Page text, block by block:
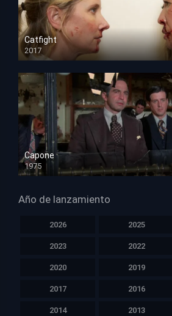
Catfight
2017
HD 720p
Capone
1975
HD 1080p
Año de lanzamiento
2026 2025
2023 2022
2020 2019
2017 2016
2014 2013